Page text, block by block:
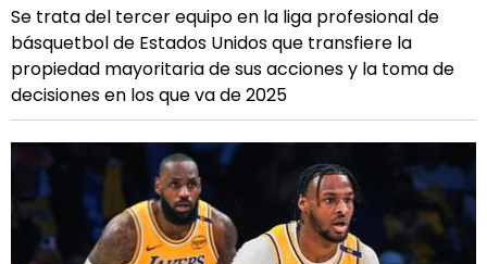
Se trata del tercer equipo en la liga profesional de
básquetbol de Estados Unidos que transfiere la
propiedad mayoritaria de sus acciones y la toma de
decisiones en los que va de 2025